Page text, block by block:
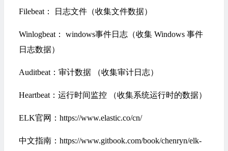
Filebeat： 日志文件（收集文件数据）
Winlogbeat： windows事件日志（收集 Windows 事件
日志数据）
Auditbeat：审计数据 （收集审计日志）
Heartbeat：运行时间监控 （收集系统运行时的数据）
ELK官网： https://www.elastic.co/cn/
中文指南： https://www.gitbook.com/book/chenryn/elk-